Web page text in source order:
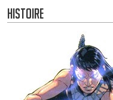
Histoire